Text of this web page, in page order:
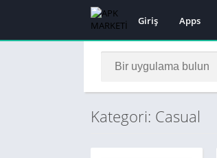
Giriş Apps
Kategori: Casual